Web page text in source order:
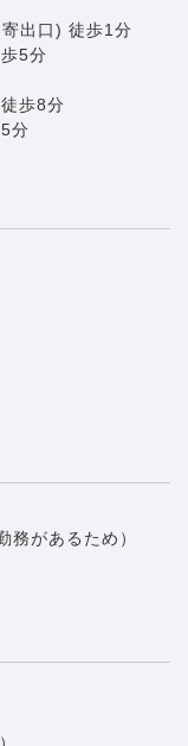
出口) 徒歩1分
5分
歩8分
分
務があるため）